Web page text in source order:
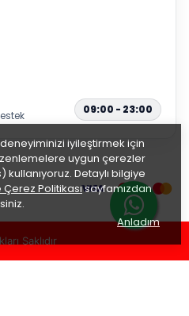
deneyiminizi iyileştirmek için
uygun çerezler
kullanıyoruz. Detaylı bilgiye
Çerez Politikasısayfamızdan
Anladım
09:00 - 23:00
Saklıdır